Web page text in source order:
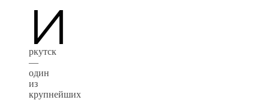
И
ркутск
—
один
из
крупнейших